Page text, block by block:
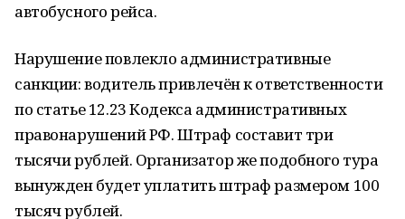
автобусного рейса.
Нарушение повлекло административные
санкции: водитель привлечён к ответственности
по статье 12.23 Кодекса административных
правонарушений РФ. Штраф составит три
тысячи рублей. Организатор же подобного тура
вынужден будет уплатить штраф размером 100
тысяч рублей.